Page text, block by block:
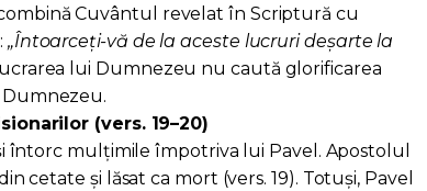
Cuvântul revelat în Scriptură cu
„Întoarceți-vă de la aceste lucruri deșarte la
lui Dumnezeu nu caută glorificarea
(vers. 19–20)
întorc mulțimile împotriva lui Pavel. Apostolul
cetate și lăsat ca mort (vers. 19). Totuși, Pavel